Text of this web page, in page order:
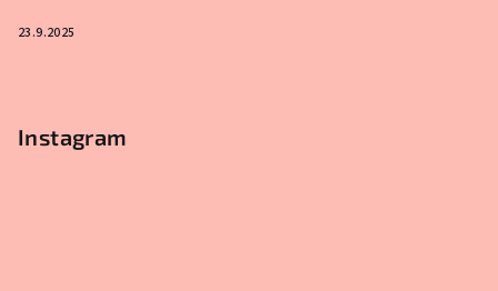
23.9.2025
Instagram